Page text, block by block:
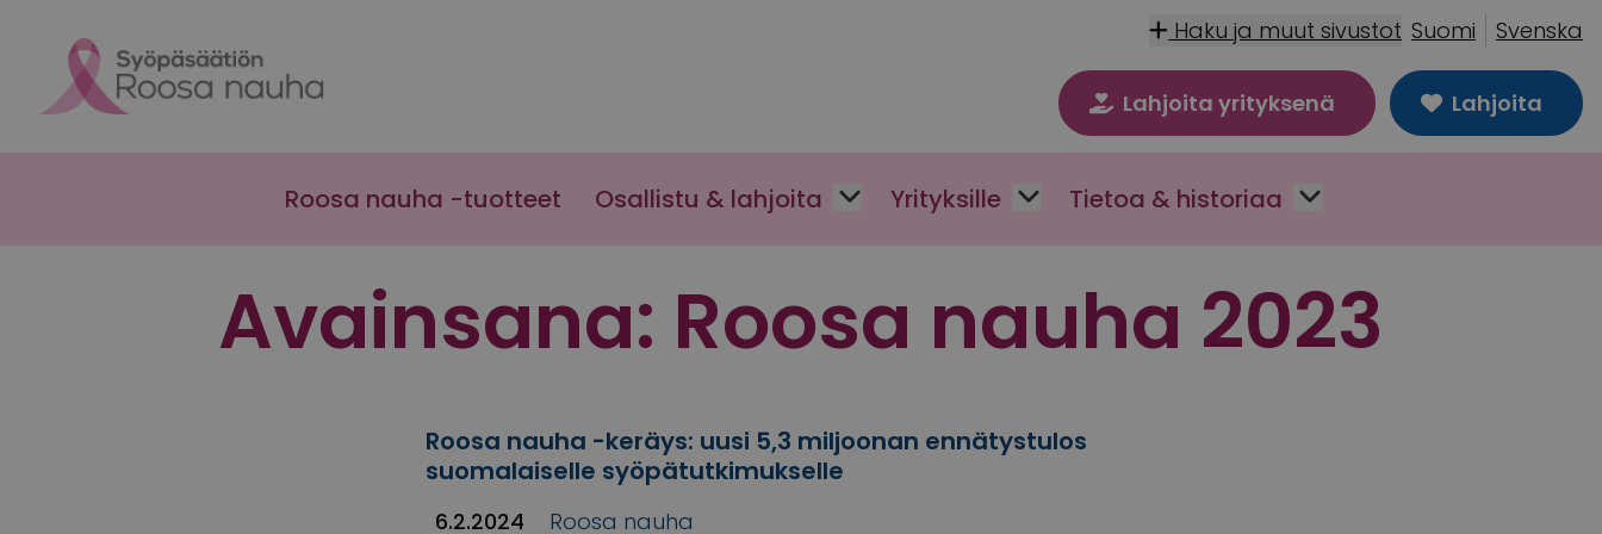
Haku ja muut sivustot Suomi Svenska
Lahjoita yrityksenä Lahjoita
Roosa nauha -tuotteet Osallistu & lahjoita Yrityksille Tietoa & historiaa
Avainsana: Roosa nauha 2023
Roosa nauha -keräys: uusi 5,3 miljoonan ennätystulos
suomalaiselle syöpätutkimukselle
6.2.2024
Roosa nauha